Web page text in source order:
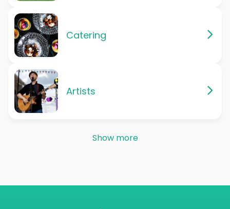
Catering
Artists
Show more